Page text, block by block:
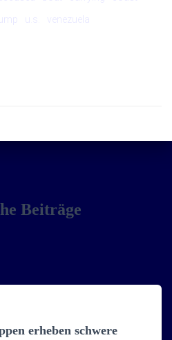
u.s. venezuela
Beiträge
erheben schwere